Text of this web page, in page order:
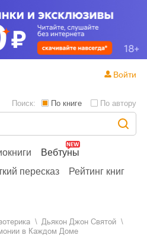
Вебтуны
пересказ
Рейтинг книг
Поиск: По книге По автору
Войти
Дьякон Джон Святой
в Каждом Доме